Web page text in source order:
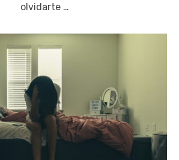
olvidarte …